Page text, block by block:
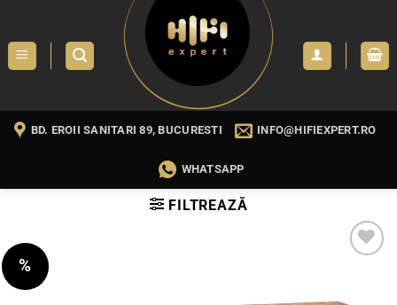
content
BD. EROII SANITARI 89, BUCURESTI INFO@HIFIEXPERT.RO
WHATSAPP
FILTREAZĂ
%